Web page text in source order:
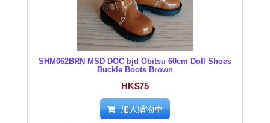
SHM062BRN MSD DOC bjd Obitsu 60cm Doll Shoes
Buckle Boots Brown
HK$75
加入購物車